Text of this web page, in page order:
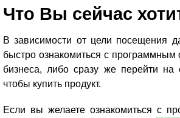
Что Вы сейчас
В зависимости от цели посещения
быстро ознакомиться с программным
бизнеса, либо сразу же перейти на
чтобы купить продукт.
Если вы желаете ознакомиться с